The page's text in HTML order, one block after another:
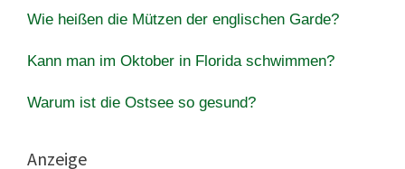
Wie heißen die Mützen der englischen Garde?
Kann man im Oktober in Florida schwimmen?
Warum ist die Ostsee so gesund?
Anzeige